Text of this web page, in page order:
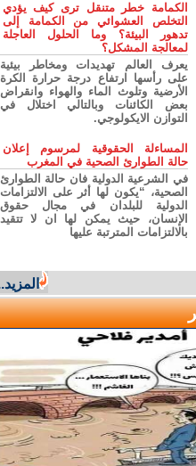
الكمامة خطر متنقل ترى كيف يؤدي
التخلص العشوائي من الكمامة إلى
تدهور البيئة؟ وما الحلول العاجلة
لمعالجة المشكل؟
يعرف العالم تهديدات ومخاطر بيئية
على رأسها ارتفاع درجة حرارة الكرة
الأرضية وتلوث الماء والهواء وانقراض
بعض الكائنات وبالتالي اختلال في
التوازن الايكولوجي.
المساءلة الحقوقية لمرسوم إعلان
حالة الطوارئ الصحية في المغرب
في الشرعية الدولية فان حالة الطوارئ
الصحية، “يكون لها أثر على الالتزامات
الدولية للبلدان في مجال حقوق
الإنسان، حيث يمكن لها ان لا تتقيد
بالالتزامات المترتبة عليها
المزيد...